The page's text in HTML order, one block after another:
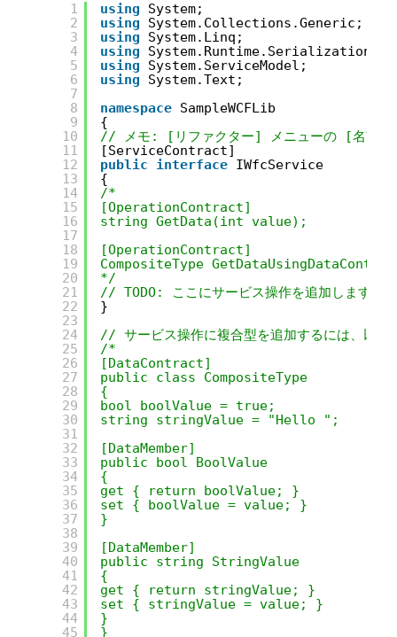
1
2
3
4
5
6
7
8
9
10
11
12
13
14
15
16
17
18
19
20
21
22
23
24
25
26
27
28
29
30
31
32
33
34
35
36
37
38
39
40
41
42
43
44
45
using
System;
using
System.Collections.Generic;
using
System.Linq;
using
System.Runtime.Serialization;
using
System.ServiceModel;
using
System.Text;
namespace SampleWCFLib
{
// メモ: [リファクター] メニューの [名前の
[ServiceContract]
public
interface IWfcService
{
/*
[OperationContract]
string GetData(int value);
[OperationContract]
CompositeType
*/
// TODO: ここにサービス操作を追加します。
}
// サービス操作に複合型を追加するには、以下
/*
[DataContract]
public class CompositeType
{
bool boolValue = true;
string stringValue = "Hello ";
[DataMember]
public bool BoolValue
{
get { return boolValue; }
set { boolValue = value; }
}
[DataMember]
public string StringValue
{
get { return stringValue; }
set { stringValue = value; }
}
}